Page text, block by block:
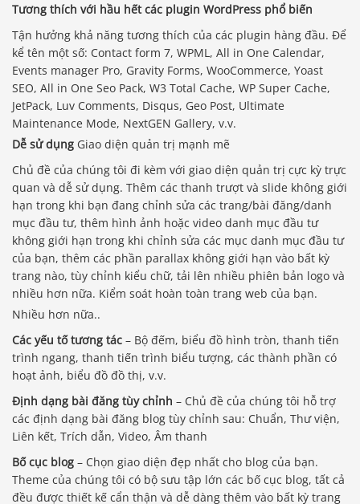
Tương thích với hầu hết các plugin WordPress phổ biến
Tận hưởng khả năng tương thích của các plugin hàng đầu. Để
kể tên một số: Contact form 7, WPML, All in One Calendar,
Events manager Pro, Gravity Forms, WooCommerce, Yoast
SEO, All in One Seo Pack, W3 Total Cache, WP Super Cache,
JetPack, Luv Comments, Disqus, Geo Post, Ultimate
Maintenance Mode, NextGEN Gallery, v.v.
Dễ sử dụng Giao diện quản trị mạnh mẽ
Chủ đề của chúng tôi đi kèm với giao diện quản trị cực kỳ trực
quan và dễ sử dụng. Thêm các thanh trượt và slide không giới
hạn trong khi bạn đang chỉnh sửa các trang/bài đăng/danh
mục đầu tư, thêm hình ảnh hoặc video danh mục đầu tư
không giới hạn trong khi chỉnh sửa các mục danh mục đầu tư
của bạn, thêm các phần parallax không giới hạn vào bất kỳ
trang nào, tùy chỉnh kiểu chữ, tải lên nhiều phiên bản logo và
nhiều hơn nữa. Kiểm soát hoàn toàn trang web của bạn.
Nhiều hơn nữa..
Các yếu tố tương tác – Bộ đếm, biểu đồ hình tròn, thanh tiến
trình ngang, thanh tiến trình biểu tượng, các thành phần có
hoạt ảnh, biểu đồ đồ thị, v.v.
Định dạng bài đăng tùy chỉnh – Chủ đề của chúng tôi hỗ trợ
các định dạng bài đăng blog tùy chỉnh sau: Chuẩn, Thư viện,
Liên kết, Trích dẫn, Video, Âm thanh
Bố cục blog – Chọn giao diện đẹp nhất cho blog của bạn.
Theme của chúng tôi có bộ sưu tập lớn các bố cục blog, tất cả
đều được thiết kế cẩn thận và dễ dàng thêm vào bất kỳ trang